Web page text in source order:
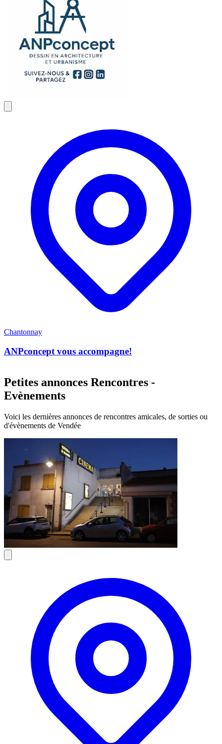
Chantonnay
ANPconcept vous accompagne!
Petites annonces Rencontres -
Evènements
Voici les dernières annonces de rencontres amicales, de sorties ou
d'évènements de Vendée